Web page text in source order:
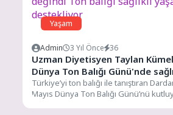
Yaşam
Admin 3 Yıl Önce 36
Uzman Diyetisyen Taylan
Dünya Ton Balığı Günü'nde
beslenmenin temel noktalarına
değindi Ton balığı sağlıklı
destekliyor
Türkiye’yi ton balığı ile tanıştıran
Mayıs Dünya Ton Balığı Günü’nü